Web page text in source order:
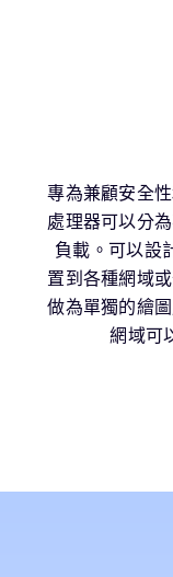
專為兼顧安全
處理器可以分
負載。可以設
置到各種網域
做為單獨的繪
網域可